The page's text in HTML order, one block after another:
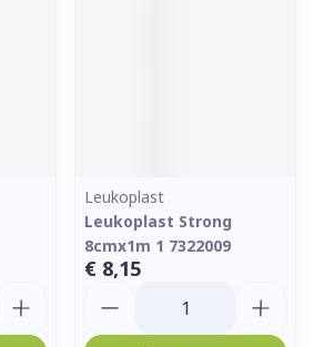
Leukoplast
Leukoplast Strong
8cmx1m 1 7322009
€ 8,15